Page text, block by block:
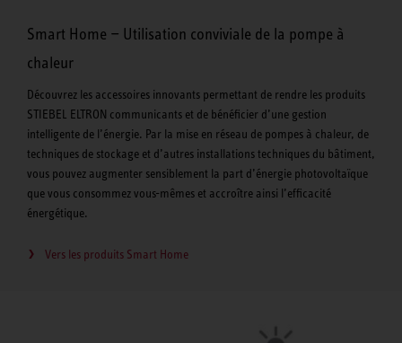
Smart Home — Utilisation conviviale de la pompe à
chaleur
Découvrez les accessoires innovants permettant de rendre les produits
STIEBEL ELTRON communicants et de bénéficier d’une gestion
intelligente de l’énergie. Par la mise en réseau de pompes à chaleur, de
techniques de stockage et d’autres installations techniques du bâtiment,
vous pouvez augmenter sensiblement la part d’énergie photovoltaïque
que vous consommez vous-mêmes et accroître ainsi l’efficacité
énergétique.
Vers les produits Smart Home